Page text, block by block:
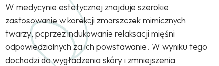
W medycynie estetycznej znajduje szerokie
zastosowanie w korekcji zmarszczek mimicznych
twarzy, poprzez indukowanie relaksacji mięśni
odpowiedzialnych za ich powstawanie. W wyniku tego
dochodzi do wygładzenia skóry i zmniejszenia